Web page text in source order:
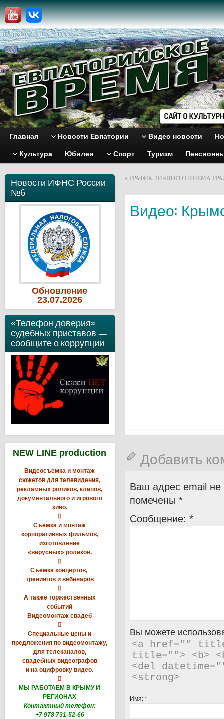
Главная Новости Евпатории Видео новости
Культура Юбилеи Спорт Туризм
Новости ИФНС России
№6
Обновление
23.07.2026
«Телефон доверия»
судебных приставов —
сообщите о коррупции
NEW LINE production
Видеосъемка и монтаж
сюжетов для телевидения,
рекламных роликов, клипов,
документального и игрового
кино.

Съемка и монтаж
корпоративных фильмов,
изготовление
«вирусных» роликов.

Съемка концертов,
тренингов и вебинаров

А также торжественных
событий
Видеомонтаж свадеб

Специальные цены и
предложения по видеомонтажу,
для телеканалов,
свадебных видеографов
и на оцифровку видео.

МЫ РАБОТАЕМ В КРЫМУ И
РЕГИОНАХ
Контактный телефон:
+7 978 731-52-66
« ГРАФИК ЛИЧНОГО ПРИЕМА
Видео:
Добавить
Ваш адрес email не
помечены *
Сообщение: *
Вы можете
<a href=""
title=""> <b>
<del
<strong>
Имя: *